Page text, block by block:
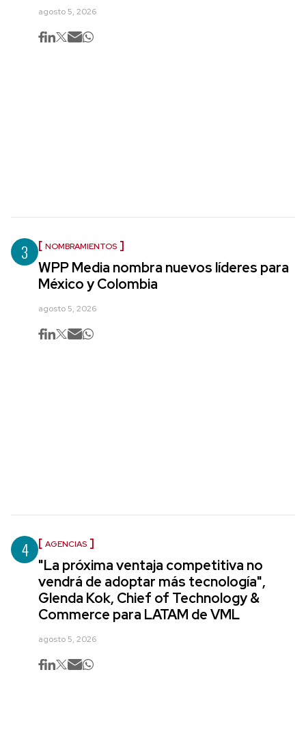
agosto 5, 2026
3 NOMBRAMIENTOS
WPP Media nombra nuevos líderes para
México y Colombia
agosto 5, 2026
4 AGENCIAS
"La próxima ventaja competitiva no
vendrá de adoptar más tecnología",
Glenda Kok, Chief of Technology &
Commerce para LATAM de VML
agosto 5, 2026